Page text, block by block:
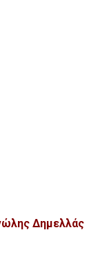
Δημελλάς